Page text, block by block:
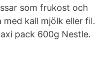
som frukost och
med kall mjölk eller fil.
pack 600g Nestle.